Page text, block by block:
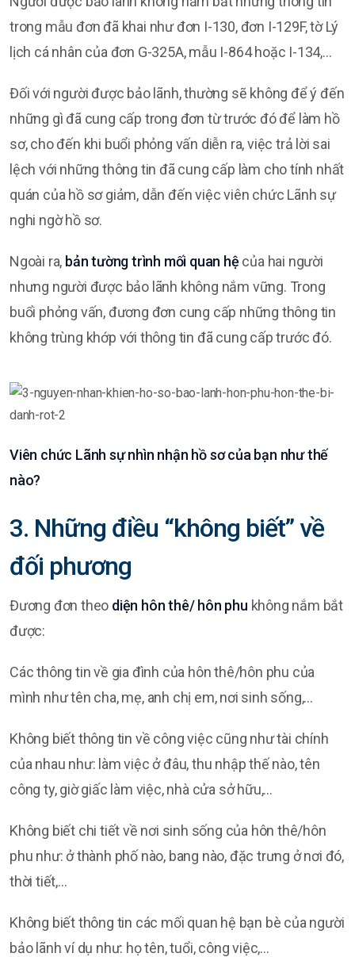
trong mẫu đơn đã khai như đơn I-130, đơn I-129F, tờ Lý
lịch cá nhân của đơn G-325A, mẫu I-864 hoặc I-134,…
Đối với người được bảo lãnh, thường sẽ không để ý đến
những gì đã cung cấp trong đơn từ trước đó để làm hồ
sơ, cho đến khi buổi phỏng vấn diễn ra, việc trả lời sai
lệch với những thông tin đã cung cấp làm cho tính nhất
quán của hồ sơ giảm, dẫn đến việc viên chức Lãnh sự
nghi ngờ hồ sơ.
Ngoài ra, bản tường trình mối quan hệ của hai người
nhưng người được bảo lãnh không nắm vững. Trong
buổi phỏng vấn, đương đơn cung cấp những thông tin
không trùng khớp với thông tin đã cung cấp trước đó.
Viên chức Lãnh sự nhìn nhận hồ sơ của bạn như thế
nào?
3. Những điều “không biết” về
đối phương
Đương đơn theo diện hôn thê/ hôn phu không nắm bắt
được:
Các thông tin về gia đình của hôn thê/hôn phu của
mình như tên cha, mẹ, anh chị em, nơi sinh sống,…
Không biết thông tin về công việc cũng như tài chính
của nhau như: làm việc ở đâu, thu nhập thế nào, tên
công ty, giờ giấc làm việc, nhà cửa sở hữu,…
Không biết chi tiết về nơi sinh sống của hôn thê/hôn
phu như: ở thành phố nào, bang nào, đặc trưng ở nơi đó,
thời tiết,…
Không biết thông tin các mối quan hệ bạn bè của người
bảo lãnh ví dụ như: họ tên, tuổi, công việc,…